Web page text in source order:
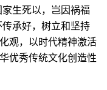
生死以，岂因祸福
传承好，树立和坚持
观，以时代精神激活
优秀传统文化创造性